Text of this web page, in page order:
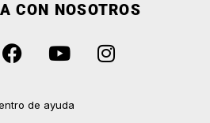
CON NOSOTROS
de ayuda